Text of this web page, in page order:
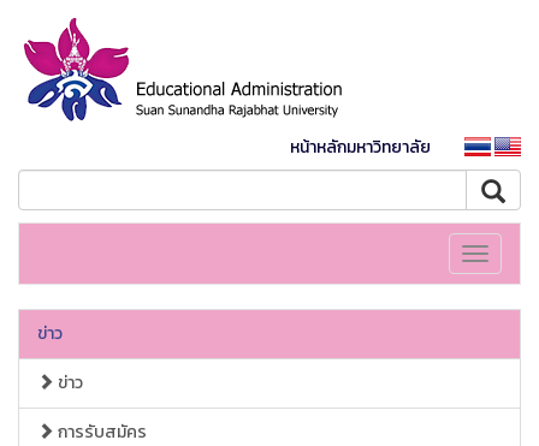
หน้าหลักมหาวิทยาลัย
Toggle
ข่าว
ข่าว
การรับสมัคร